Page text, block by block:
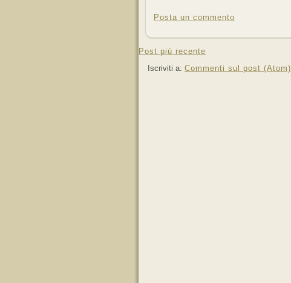
Posta un commento
Post più recente
Iscriviti a: Commenti sul post (Atom)